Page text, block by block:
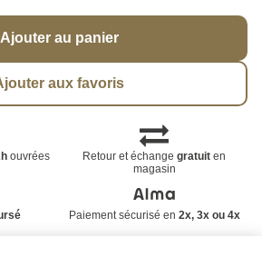
Ajouter au panier
aux favoris
ouvrées Retour et échangegratuit en
magasin
Paiement sécurisé en 2x, 3x ou 4x